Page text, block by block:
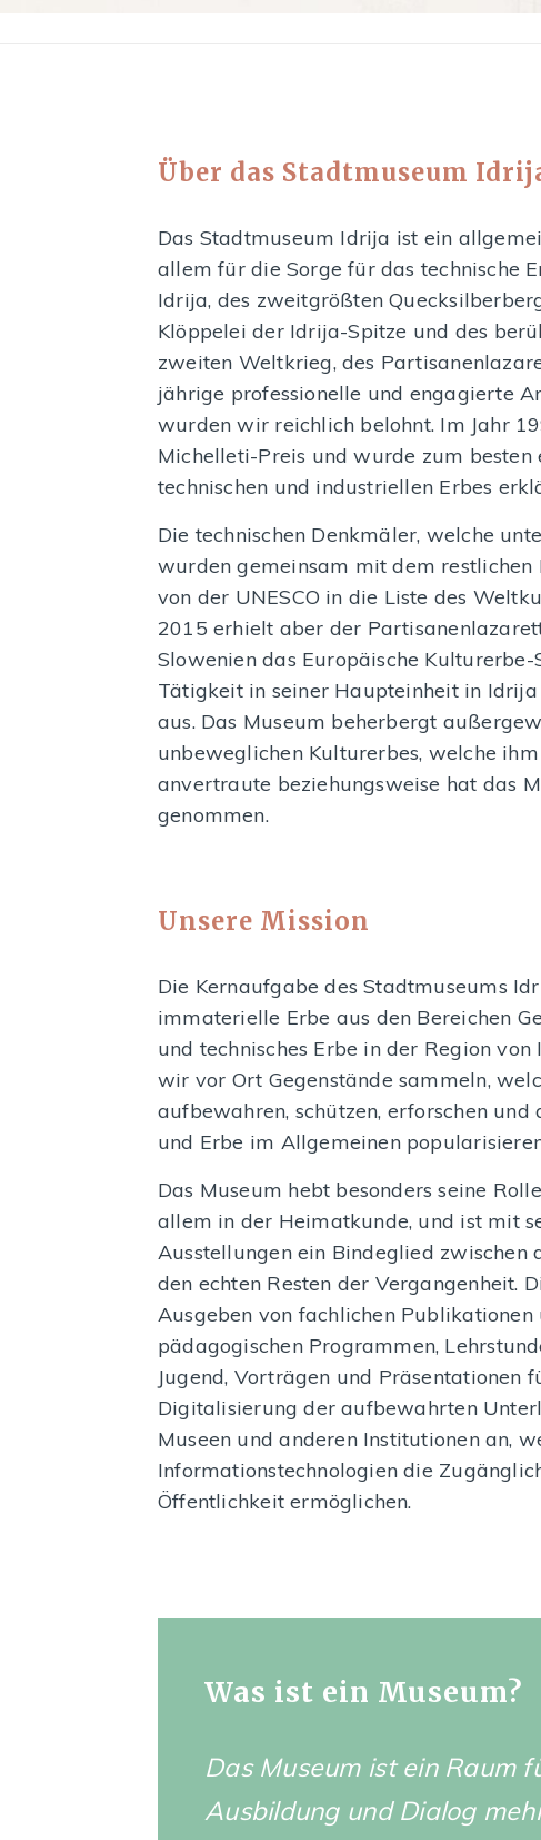
Über das Stadtmuseum
Das Stadtmuseum Idrija ist ein
allem für die Sorge für das technische
Idrija, des zweitgrößten
Klöppelei der Idrija-Spitze und des
zweiten Weltkrieg, des
jährige professionelle und engagierte
wurden wir reichlich belohnt. Im Jahr
Michelleti-Preis und wurde zum besten
technischen und industriellen Erbes
Die technischen Denkmäler, welche
wurden gemeinsam mit dem
von der UNESCO in die Liste des
2015 erhielt aber der
Slowenien das Europäische
Tätigkeit in seiner Haupteinheit in
aus. Das Museum beherbergt
unbeweglichen Kulturerbes, welche
anvertraute beziehungsweise hat das
genommen.
Unsere Mission
Die Kernaufgabe des Stadtmuseums
immaterielle Erbe aus den Bereichen
und technisches Erbe in der Region
wir vor Ort Gegenstände sammeln,
aufbewahren, schützen, erforschen
und Erbe im Allgemeinen
Das Museum hebt besonders seine
allem in der Heimatkunde, und ist mit
Ausstellungen ein Bindeglied zwischen
den echten Resten der Vergangenheit.
Ausgeben von fachlichen Publikationen
pädagogischen Programmen,
Jugend, Vorträgen und Präsentationen
Digitalisierung der aufbewahrten
Museen und anderen Institutionen an,
Informationstechnologien die
Öffentlichkeit ermöglichen.
Was ist ein Museum?
Das Museum ist ein Raum
Ausbildung und Dialog